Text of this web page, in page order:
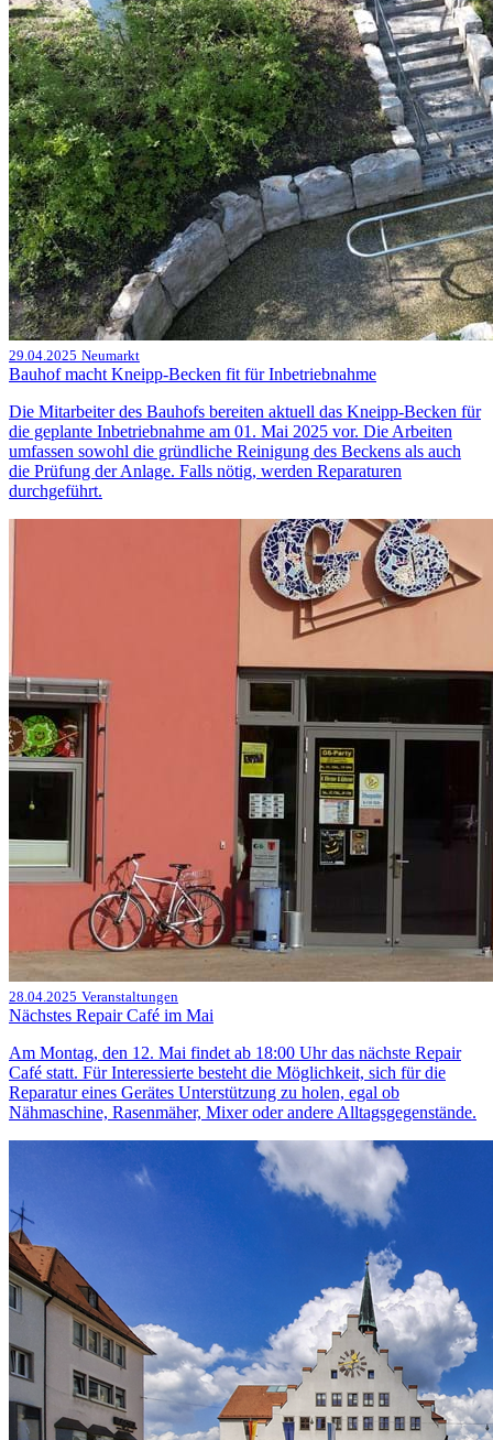
29.04.2025 Neumarkt
Bauhof macht Kneipp-Becken fit für Inbetriebnahme
Die Mitarbeiter des Bauhofs bereiten aktuell das Kneipp-Becken für
die geplante Inbetriebnahme am 01. Mai 2025 vor. Die Arbeiten
umfassen sowohl die gründliche Reinigung des Beckens als auch
die Prüfung der Anlage. Falls nötig, werden Reparaturen
durchgeführt.
28.04.2025 Veranstaltungen
Nächstes Repair Café im Mai
Am Montag, den 12. Mai findet ab 18:00 Uhr das nächste Repair
Café statt. Für Interessierte besteht die Möglichkeit, sich für die
Reparatur eines Gerätes Unterstützung zu holen, egal ob
Nähmaschine, Rasenmäher, Mixer oder andere Alltagsgegenstände.